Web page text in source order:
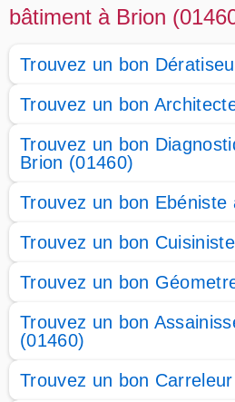
bâtiment à Brion
Trouvez un bon
Trouvez un bon
Trouvez un bon
Brion (01460)
Trouvez un bon Ebéniste
Trouvez un bon
Trouvez un bon
Trouvez un bon
(01460)
Trouvez un bon